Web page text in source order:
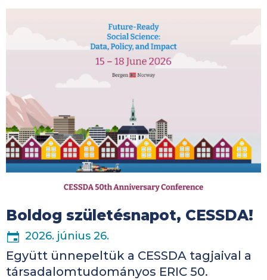
Boldog születésnapot, CESSDA!
2026. június 26.
Együtt ünnepeltük a CESSDA tagjaival a
társadalomtudományos ERIC 50.